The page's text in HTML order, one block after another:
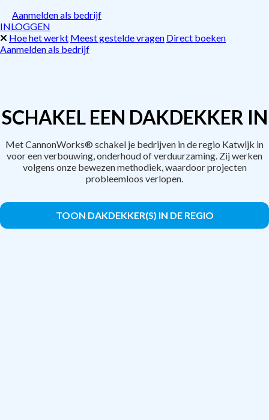
Aanmelden als bedrijf
INLOGGEN
Hoe het werkt Meest gestelde vragen Direct boeken
Aanmelden als bedrijf
SCHAKEL EEN DAKDEKKER IN
Met CannonWorks® schakel je bedrijven in de regio Katwijk in
voor een verbouwing, onderhoud of verduurzaming. Zij werken
volgens onze bewezen methodiek, waardoor projecten
probleemloos verlopen.
TOON DAKDEKKER(S) IN DE REGIO